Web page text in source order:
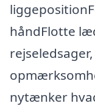
håndFlotte
nytænker